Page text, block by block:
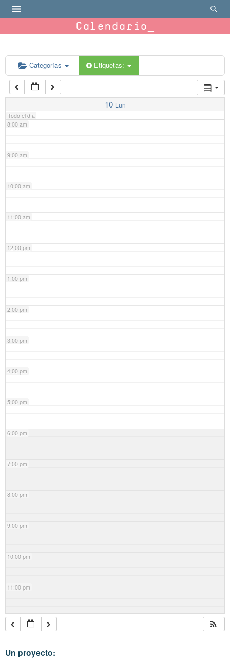
Calendario
Categorías Etiquetas:
10 Lun
Todo el día
6:00 am
7:00 am
8:00 am
9:00 am
10:00 am
11:00 am
12:00 pm
1:00 pm
2:00 pm
3:00 pm
4:00 pm
5:00 pm
6:00 pm
7:00 pm
8:00 pm
9:00 pm
10:00 pm
11:00 pm
Un proyecto: